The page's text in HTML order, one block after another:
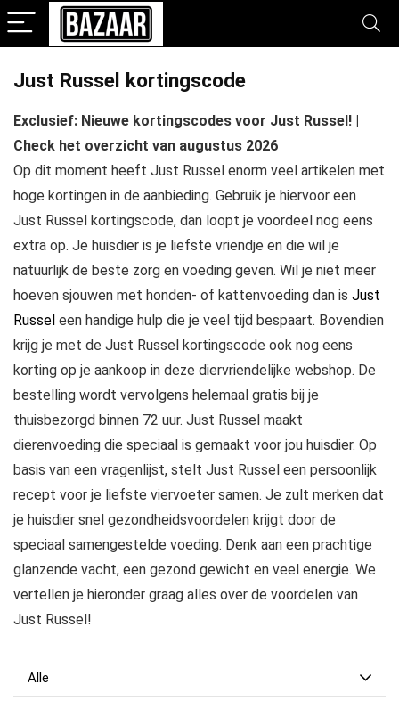
Just Russel kortingscode
Exclusief: Nieuwe kortingscodes voor Just Russel! |
Check het overzicht van augustus 2026
Op dit moment heeft Just Russel enorm veel artikelen met
hoge kortingen in de aanbieding. Gebruik je hiervoor een
Just Russel kortingscode, dan loopt je voordeel nog eens
extra op. Je huisdier is je liefste vriendje en die wil je
natuurlijk de beste zorg en voeding geven. Wil je niet meer
hoeven sjouwen met honden- of kattenvoeding dan is Just
Russel een handige hulp die je veel tijd bespaart. Bovendien
krijg je met de Just Russel kortingscode ook nog eens
korting op je aankoop in deze diervriendelijke webshop. De
bestelling wordt vervolgens helemaal gratis bij je
thuisbezorgd binnen 72 uur. Just Russel maakt
dierenvoeding die speciaal is gemaakt voor jou huisdier. Op
basis van een vragenlijst, stelt Just Russel een persoonlijk
recept voor je liefste viervoeter samen. Je zult merken dat
je huisdier snel gezondheidsvoordelen krijgt door de
speciaal samengestelde voeding. Denk aan een prachtige
glanzende vacht, een gezond gewicht en veel energie. We
vertellen je hieronder graag alles over de voordelen van
Just Russel!
Alle